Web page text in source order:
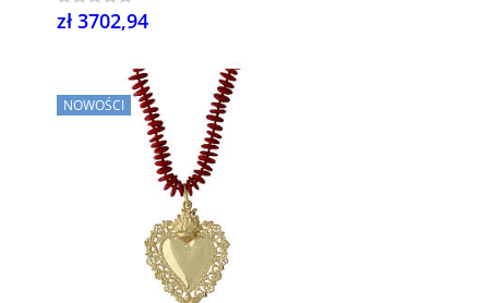
zł 3702,94
NOWOŚCI